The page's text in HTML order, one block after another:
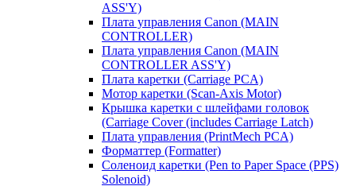
ASS'Y)
Плата управления Canon (MAIN
CONTROLLER)
Плата управления Canon (MAIN
CONTROLLER ASS'Y)
Плата каретки (Carriage PCA)
Мотор каретки (Scan-Axis Motor)
Крышка каретки с шлейфами головок
(Carriage Cover (includes Carriage Latch)
Плата управления (PrintMech PCA)
Форматтер (Formatter)
Соленоид каретки (Pen to Paper Space (PPS)
Solenoid)